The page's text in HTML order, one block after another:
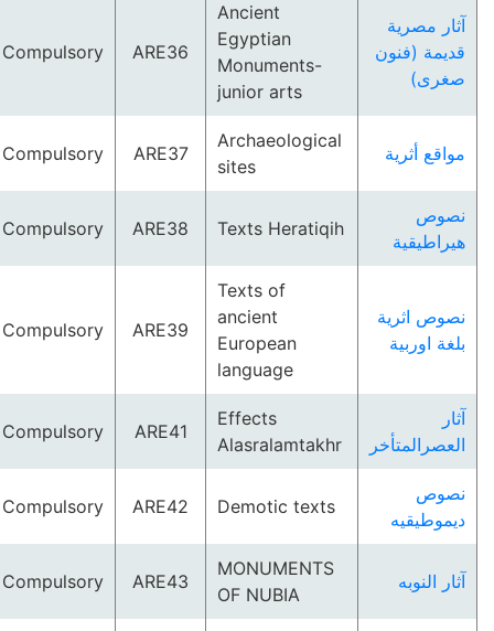
آثار مصرية
قديمة (فنون
صغرى)
Ancient
Egyptian
Monuments-
junior arts
ARE36
Compulsory
مواقع أثرية
Archaeological
sites
ARE37
Compulsory
نصوص
هيراطيقية
Texts Heratiqih
ARE38
Compulsory
نصوص اثرية
بلغة اوربية
Texts of
ancient
European
language
ARE39
Compulsory
آثار
العصرالمتأخر
Effects
Alasralamtakhr
ARE41
Compulsory
نصوص
ديموطيقيه
Demotic texts
ARE42
Compulsory
آثار النوبه
MONUMENTS
OF NUBIA
ARE43
Compulsory